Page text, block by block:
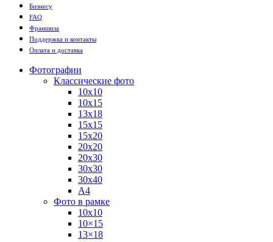
Бизнесу
FAQ
Франшиза
Поддержка и контакты
Оплата и доставка
Фотографии
Классические фото
10х10
10х15
13х18
15х15
15х20
20х20
20х30
30х30
30х40
А4
Фото в рамке
10х10
10×15
13×18